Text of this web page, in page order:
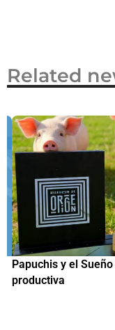
Related
Papuchis y el
productiva